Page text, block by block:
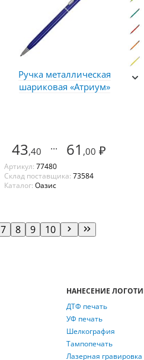
Ручка металлическая
шариковая «Атриум»
43,40 ... 61 ,00 ₽
Артикул: 77480
Склад поставщика: 73584
Каталог: Оазис
7 8 9
10
НАНЕСЕНИЕ
ДТФ печать
УФ печать
Шелкография
Тампопечать
Лазерная гравировка